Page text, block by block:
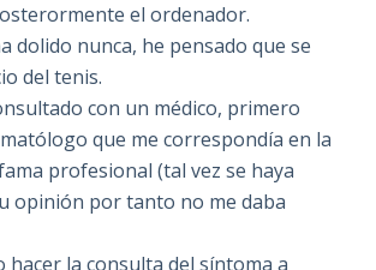
el ordenador.
dolido nunca, he pensado que se
del tenis.
con un médico, primero
que me correspondía en la
profesional (tal vez se haya
opinión por tanto no me daba
hacer la consulta del síntoma a